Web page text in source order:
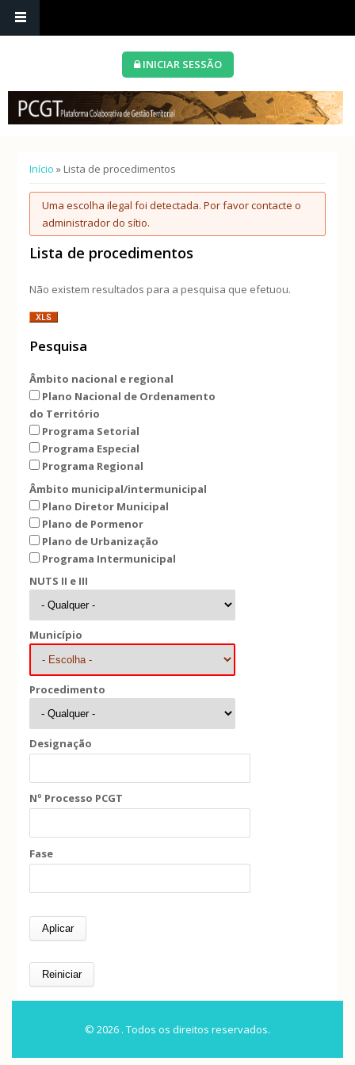
INICIAR SESSÃO
Está aqui
Início » Lista de procedimentos
Mensagem de erro
Uma escolha ilegal foi detectada. Por favor contacte o
administrador do sítio.
Lista de procedimentos
Não existem resultados para a pesquisa que efetuou.
Pesquisa
Âmbito nacional e regional
Plano Nacional de Ordenamento
do Território
Programa Setorial
Programa Especial
Programa Regional
Âmbito municipal/intermunicipal
Plano Diretor Municipal
Plano de Pormenor
Plano de Urbanização
Programa Intermunicipal
NUTS II e III
Município
Procedimento
Designação
Nº Processo PCGT
Fase
© 2026 . Todos os direitos reservados.